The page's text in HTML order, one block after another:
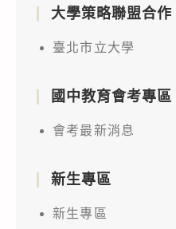
大學策略聯盟合作
臺北市立大學
國中教育會考專區
會考最新消息
新生專區
新生專區